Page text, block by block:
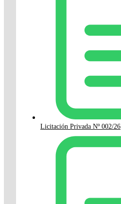
Licitación Privada Nº 002/26